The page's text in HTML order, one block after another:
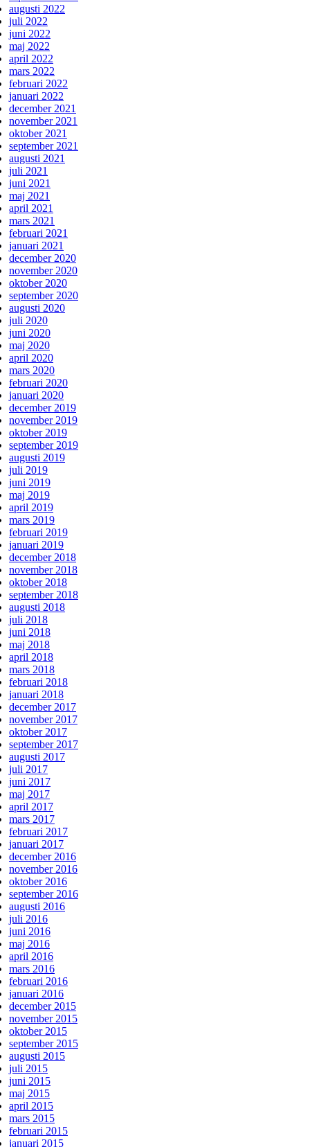
augusti 2022
juli 2022
juni 2022
maj 2022
april 2022
mars 2022
februari 2022
januari 2022
december 2021
november 2021
oktober 2021
september 2021
augusti 2021
juli 2021
juni 2021
maj 2021
april 2021
mars 2021
februari 2021
januari 2021
december 2020
november 2020
oktober 2020
september 2020
augusti 2020
juli 2020
juni 2020
maj 2020
april 2020
mars 2020
februari 2020
januari 2020
december 2019
november 2019
oktober 2019
september 2019
augusti 2019
juli 2019
juni 2019
maj 2019
april 2019
mars 2019
februari 2019
januari 2019
december 2018
november 2018
oktober 2018
september 2018
augusti 2018
juli 2018
juni 2018
maj 2018
april 2018
mars 2018
februari 2018
januari 2018
december 2017
november 2017
oktober 2017
september 2017
augusti 2017
juli 2017
juni 2017
maj 2017
april 2017
mars 2017
februari 2017
januari 2017
december 2016
november 2016
oktober 2016
september 2016
augusti 2016
juli 2016
juni 2016
maj 2016
april 2016
mars 2016
februari 2016
januari 2016
december 2015
november 2015
oktober 2015
september 2015
augusti 2015
juli 2015
juni 2015
maj 2015
april 2015
mars 2015
februari 2015
januari 2015